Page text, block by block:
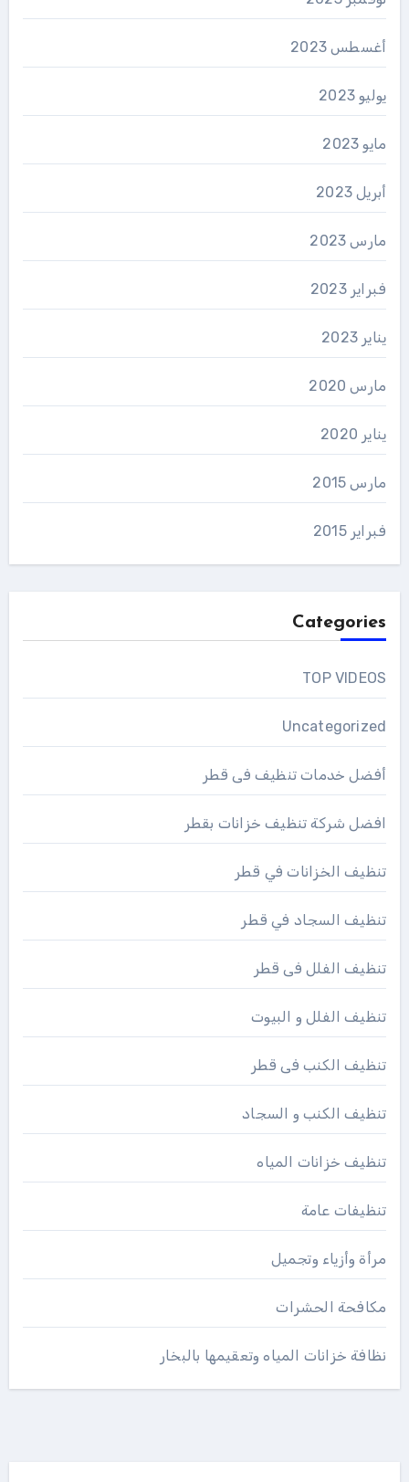
أغسطس 2023
يوليو 2023
مايو 2023
أبريل 2023
مارس 2023
فبراير 2023
يناير 2023
مارس 2020
يناير 2020
مارس 2015
فبراير 2015
Categories
TOP VIDEOS
Uncategorized
أفضل خدمات تنظيف فى قطر
افضل شركة تنظيف خزانات بقطر
تنظيف الخزانات في قطر
تنظيف السجاد في قطر
تنظيف الفلل فى قطر
تنظيف الفلل و البيوت
تنظيف الكنب فى قطر
تنظيف الكنب و السجاد
تنظيف خزانات المياه
تنظيفات عامة
مرأة وأزياء وتجميل
مكافحة الحشرات
نظافة خزانات المياه وتعقيمها بالبخار